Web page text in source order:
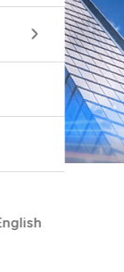
来